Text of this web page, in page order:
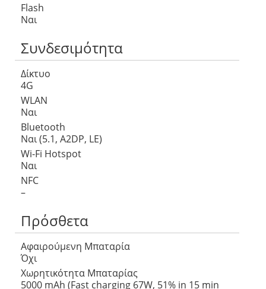
Flash
Ναι
Συνδεσιμότητα
Δίκτυο
4G
WLAN
Ναι
Bluetooth
Ναι (5.1, A2DP, LE)
Wi-Fi Hotspot
Ναι
NFC
–
Πρόσθετα
Αφαιρούμενη Μπαταρία
Όχι
Χωρητικότητα Μπαταρίας
5000 mAh (Fast charging 67W, 51% in 15 min